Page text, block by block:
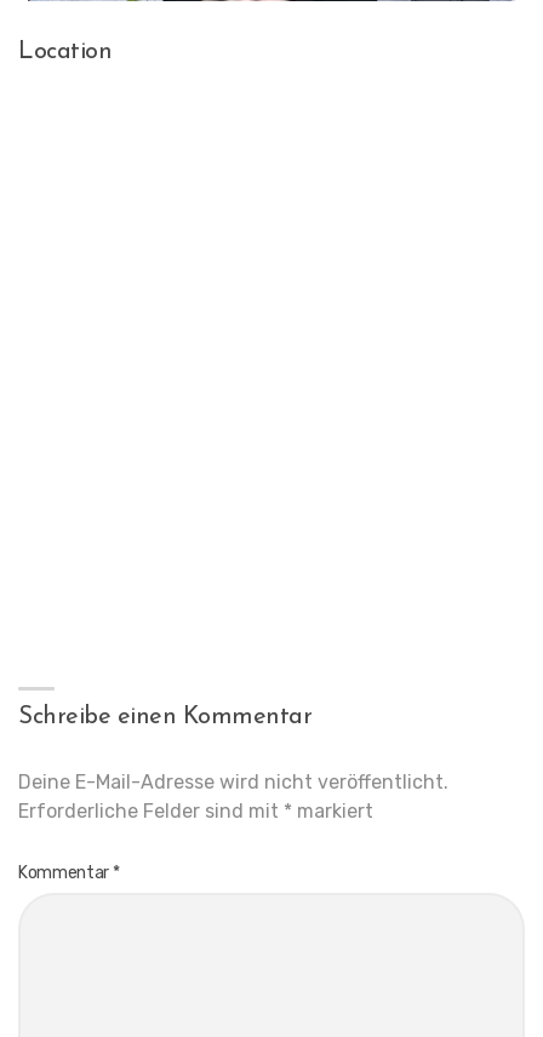
Location
Schreibe einen Kommentar
Deine E-Mail-Adresse wird nicht veröffentlicht.
Erforderliche Felder sind mit * markiert
Kommentar *